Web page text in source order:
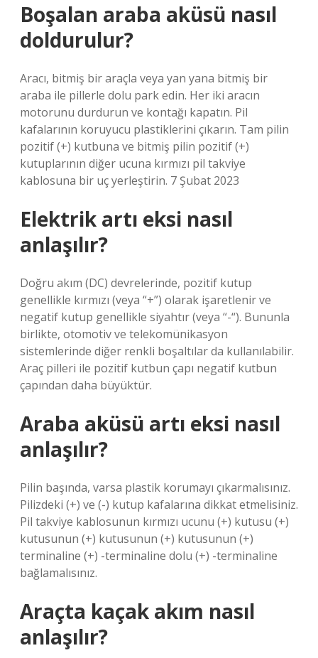
Boşalan araba aküsü nasıl
doldurulur?
Aracı, bitmiş bir araçla veya yan yana bitmiş bir
araba ile pillerle dolu park edin. Her iki aracın
motorunu durdurun ve kontağı kapatın. Pil
kafalarının koruyucu plastiklerini çıkarın. Tam pilin
pozitif (+) kutbuna ve bitmiş pilin pozitif (+)
kutuplarının diğer ucuna kırmızı pil takviye
kablosuna bir uç yerleştirin. 7 Şubat 2023
Elektrik artı eksi nasıl
anlaşılır?
Doğru akım (DC) devrelerinde, pozitif kutup
genellikle kırmızı (veya “+”) olarak işaretlenir ve
negatif kutup genellikle siyahtır (veya “-“). Bununla
birlikte, otomotiv ve telekomünikasyon
sistemlerinde diğer renkli boşaltılar da kullanılabilir.
Araç pilleri ile pozitif kutbun çapı negatif kutbun
çapından daha büyüktür.
Araba aküsü artı eksi nasıl
anlaşılır?
Pilin başında, varsa plastik korumayı çıkarmalısınız.
Pilizdeki (+) ve (-) kutup kafalarına dikkat etmelisiniz.
Pil takviye kablosunun kırmızı ucunu (+) kutusu (+)
kutusunun (+) kutusunun (+) kutusunun (+)
terminaline (+) -terminaline dolu (+) -terminaline
bağlamalısınız.
Araçta kaçak akım nasıl
anlaşılır?